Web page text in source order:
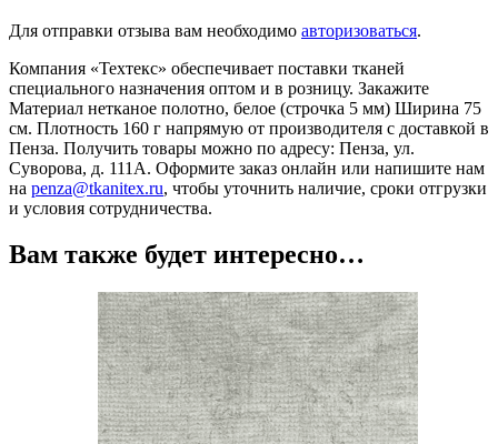
Для отправки отзыва вам необходимо авторизоваться.
Компания «Техтекс» обеспечивает поставки тканей
специального назначения оптом и в розницу. Закажите
Материал нетканое полотно, белое (строчка 5 мм) Ширина 75
см. Плотность 160 г напрямую от производителя с доставкой в
Пенза. Получить товары можно по адресу: Пенза, ул.
Суворова, д. 111А. Оформите заказ онлайн или напишите нам
на penza@tkanitex.ru, чтобы уточнить наличие, сроки отгрузки
и условия сотрудничества.
Вам также будет интересно…